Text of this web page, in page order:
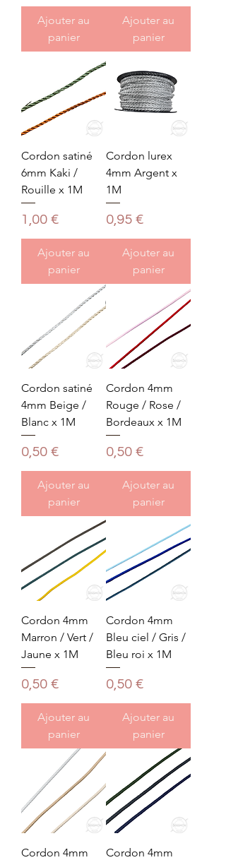
Ajouter au
panier
Ajouter au
panier
Cordon satiné
6mm Kaki /
Rouille x 1M
Prix
1,00 €
Ajouter au
panier
Cordon lurex
4mm Argent x
1M
Prix
0,95 €
Ajouter au
panier
Cordon satiné
4mm Beige /
Blanc x 1M
Prix
0,50 €
Ajouter au
panier
Cordon 4mm
Rouge / Rose /
Bordeaux x 1M
Prix
0,50 €
Ajouter au
panier
Cordon 4mm
Marron / Vert /
Jaune x 1M
Prix
0,50 €
Ajouter au
panier
Cordon 4mm
Bleu ciel / Gris /
Bleu roi x 1M
Prix
0,50 €
Ajouter au
panier
Cordon 4mm
Cordon 4mm